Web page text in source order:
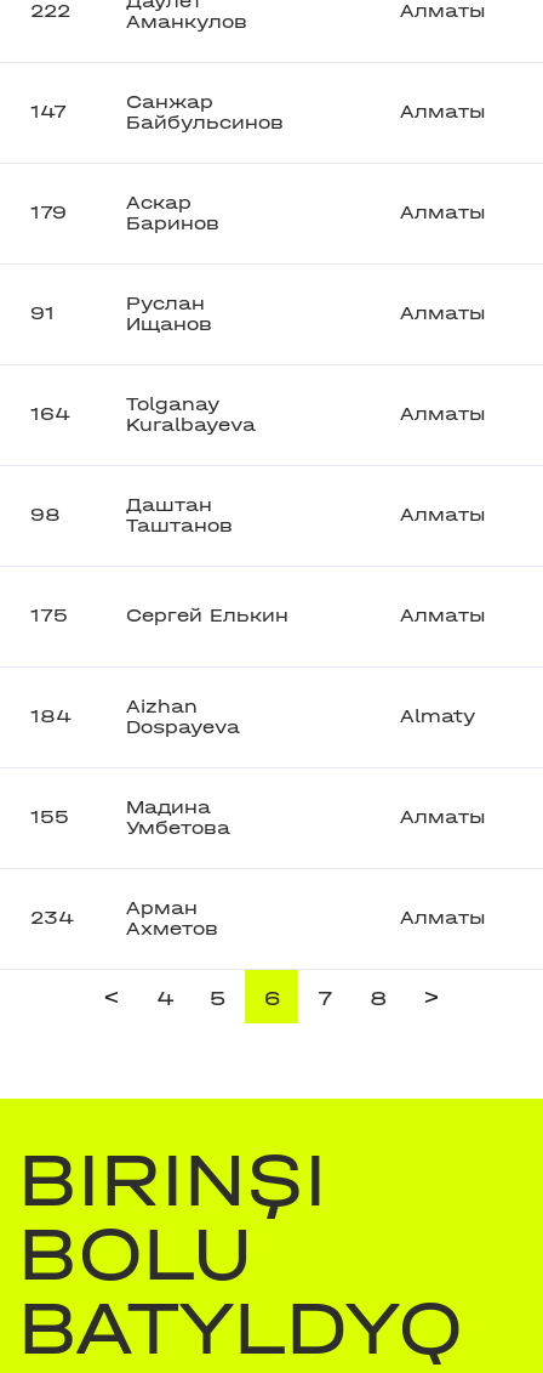
222
Аманкулов
Алматы
147
Санжар
Байбульсинов
Алматы
179
Аскар
Баринов
Алматы
91
Руслан
Ищанов
Алматы
164
Tolganay
Kuralbayeva
Алматы
98
Даштан
Таштанов
Алматы
175 Сергей Елькин Алматы
184
Aizhan
Dospayeva
Almaty
155
Мадина
Умбетова
Алматы
234
Арман
Ахметов
Алматы
< 4 5 6 7 8 >
BIRINŞI
BOLU
BATYLDYQ